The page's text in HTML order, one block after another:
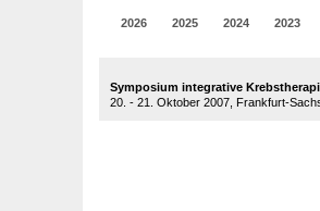
2026 2025 2024 2023
Symposium integrative
20. - 21. Oktober 2007, Frankfurt-